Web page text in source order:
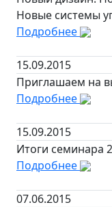
Новые системы
Подробнее
15.09.2015
Приглашаем на
Подробнее
15.09.2015
Итоги семинара
Подробнее
07.06.2015